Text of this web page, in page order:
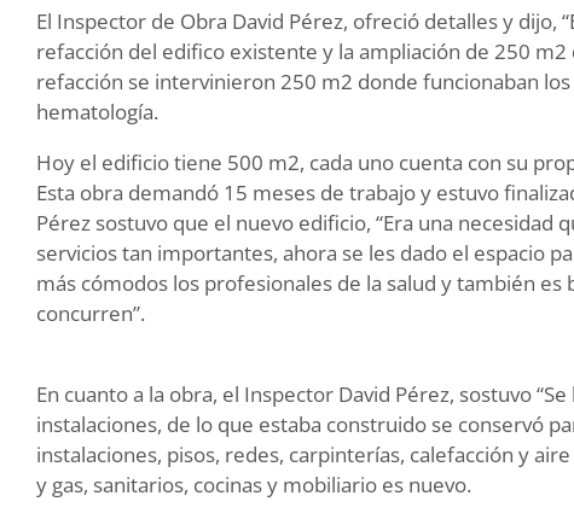
El Inspector de Obra David Pérez, ofreció detalles y dijo,
refacción del edifico existente y la ampliación de 250 m2
refacción se intervinieron 250 m2 donde funcionaban
hematología.
Hoy el edificio tiene 500 m2, cada uno cuenta con su
Esta obra demandó 15 meses de trabajo y estuvo
Pérez sostuvo que el nuevo edificio, “Era una necesidad
servicios tan importantes, ahora se les dado el espacio
más cómodos los profesionales de la salud y también
concurren”.
En cuanto a la obra, el Inspector David Pérez, sostuvo
instalaciones, de lo que estaba construido se conservó
instalaciones, pisos, redes, carpinterías, calefacción y
y gas, sanitarios, cocinas y mobiliario es nuevo.